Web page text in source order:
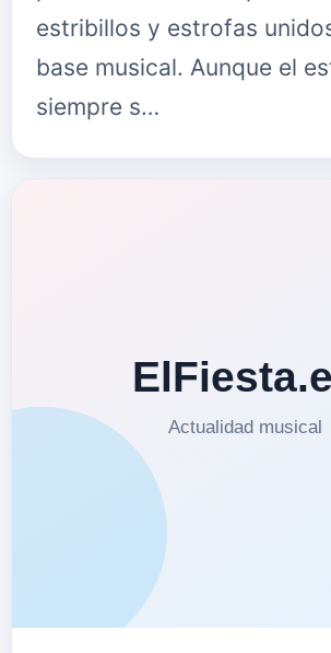
estribillos y estrofas
base musical. Aunque el
siempre s…